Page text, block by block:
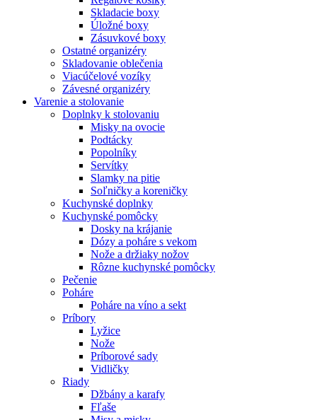
Skladacie boxy
Úložné boxy
Zásuvkové boxy
Ostatné organizéry
Skladovanie oblečenia
Viacúčelové vozíky
Závesné organizéry
Varenie a stolovanie
Doplnky k stolovaniu
Misky na ovocie
Podtácky
Popolníky
Servítky
Slamky na pitie
Soľničky a koreničky
Kuchynské doplnky
Kuchynské pomôcky
Dosky na krájanie
Dózy a poháre s vekom
Nože a držiaky nožov
Rôzne kuchynské pomôcky
Pečenie
Poháre
Poháre na víno a sekt
Príbory
Lyžice
Nože
Príborové sady
Vidličky
Riady
Džbány a karafy
Fľaše